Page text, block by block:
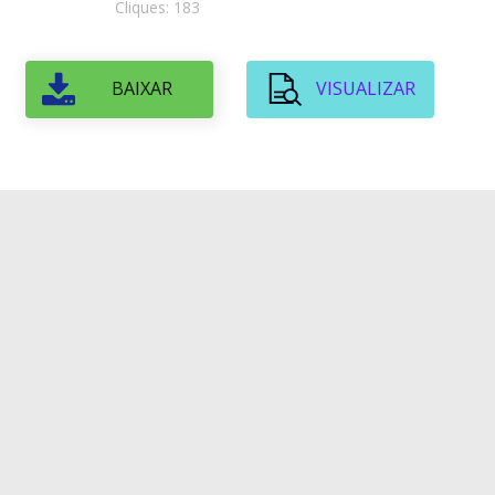
Cliques: 183
BAIXAR VISUALIZAR